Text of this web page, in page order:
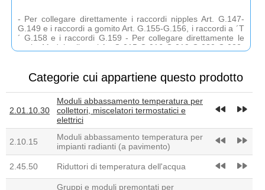
- Per collegare direttamente i raccordi nipples Art. G.147-
G.149 e i raccordi a gomito Art. G.155-G.156, i raccordi a ´T
´ G.158 e i raccordi G.159 - Per collegare direttamente le
uscite M. dei collettori Art.G.015-G.016-G.019-G.020-G.022-
V.073 e V.051-V.052 e le valvole a sfera Art. M.00-.
Categorie cui appartiene questo prodotto
2.01.10.30
Moduli abbassamento temperatura per
collettori, miscelatori termostatici e
elettrici
fast_rewind fast_forward
2.10.15
Moduli abbassamento temperatura per
impianti radianti (a pavimento)
fast_rewind fast_forward
2.45.50 Riduttori di temperatura dell'acqua fast_rewind fast_forward
Gruppi e moduli premontati per